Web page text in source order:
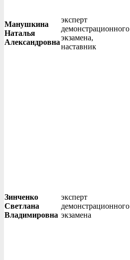
Манушкина
Наталья
Александровна
эксперт
демонстрационного
экзамена,
наставник
Зинченко
Светлана
Владимировна
эксперт
демонстрационного
экзамена